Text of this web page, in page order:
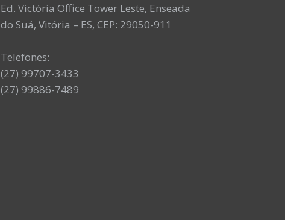
Ed. Victória Office Tower Leste, Enseada
do Suá, Vitória – ES, CEP: 29050-911
Telefones:
(27) 99707-3433
(27) 99886-7489